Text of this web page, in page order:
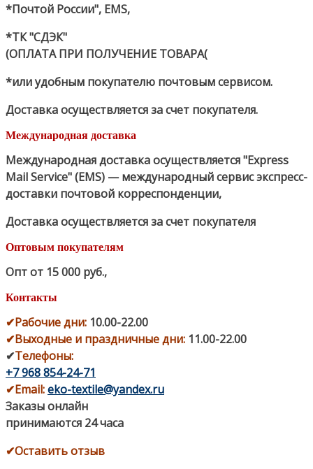
*Почтой России", EMS,
*ТК "СДЭК"
(ОПЛАТА ПРИ ПОЛУЧЕНИЕ ТОВАРА(
*или удобным покупателю почтовым сервисом.
Доставка осуществляется за счет покупателя.
Международная доставка
Международная доставка осуществляется "Express
Mail Service" (EMS) — международный сервис экспресс-
доставки почтовой корреспонденции,
Доставка осуществляется за счет покупателя
Оптовым покупателям
Опт от 15 000 руб.,
Контакты
✔Рабочие дни: 10.00-22.00
✔Выходные и праздничные дни: 11.00-22.00
✔Телефоны:
+7 968 854-24-71
✔Email:eko-textile@yandex.ru
Заказы онлайн
принимаются 24 часа
✔Оставить отзыв